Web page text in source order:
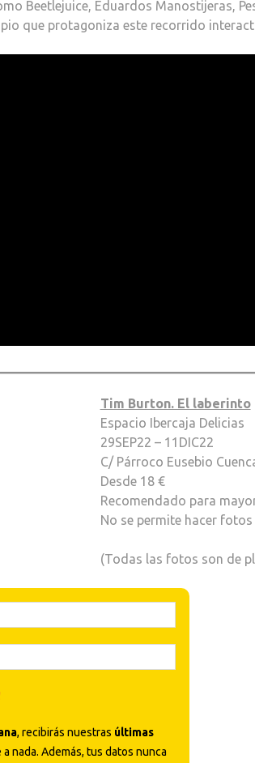
Beetlejuice, Eduardos Manostijeras,
que protagoniza este recorrido
Tim Burton. El laberinto
Espacio Ibercaja Delicias
29SEP22 – 11DIC22
C/ Párroco Eusebio
Desde 18 €
Recomendado para
No se permite hacer
(Todas las fotos son de
, recibirás nuestras últimas
nada. Además, tus datos nunca